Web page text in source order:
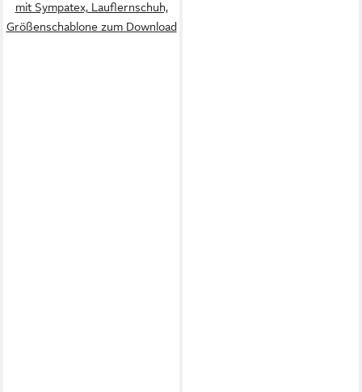
mit Sympatex, Lauflernschuh,
Größenschablone zum Download